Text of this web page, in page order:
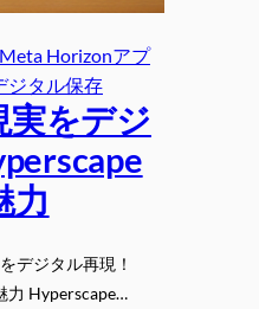
Meta Horizonアプ
ジタル保存
実をデジ
力
デジタル再現！
力 Hyperscape…